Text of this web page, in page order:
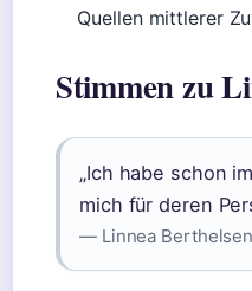
Quellen mittlerer
Stimmen zu
„Ich habe schon
mich für deren
— Linnea